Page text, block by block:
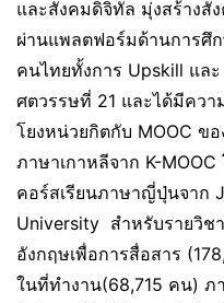
และสังคมดิจิทัล มุ่งสร้างสั
ผ่านแพลตฟอร์มด้านการศึ
คนไทยทั้งการ Upskill แล
ศตวรรษที่ 21 และได้มีคว
โยงหน่วยกิตกับ MOOC ข
ภาษาเกาหลีจาก K-
คอร์สเรียนภาษาญี่ปุ่นจาก
University สำหรับรายวิช
อังกฤษเพื่อการสื่อสาร
ในที่ทำงาน(68,715 คน) ภ